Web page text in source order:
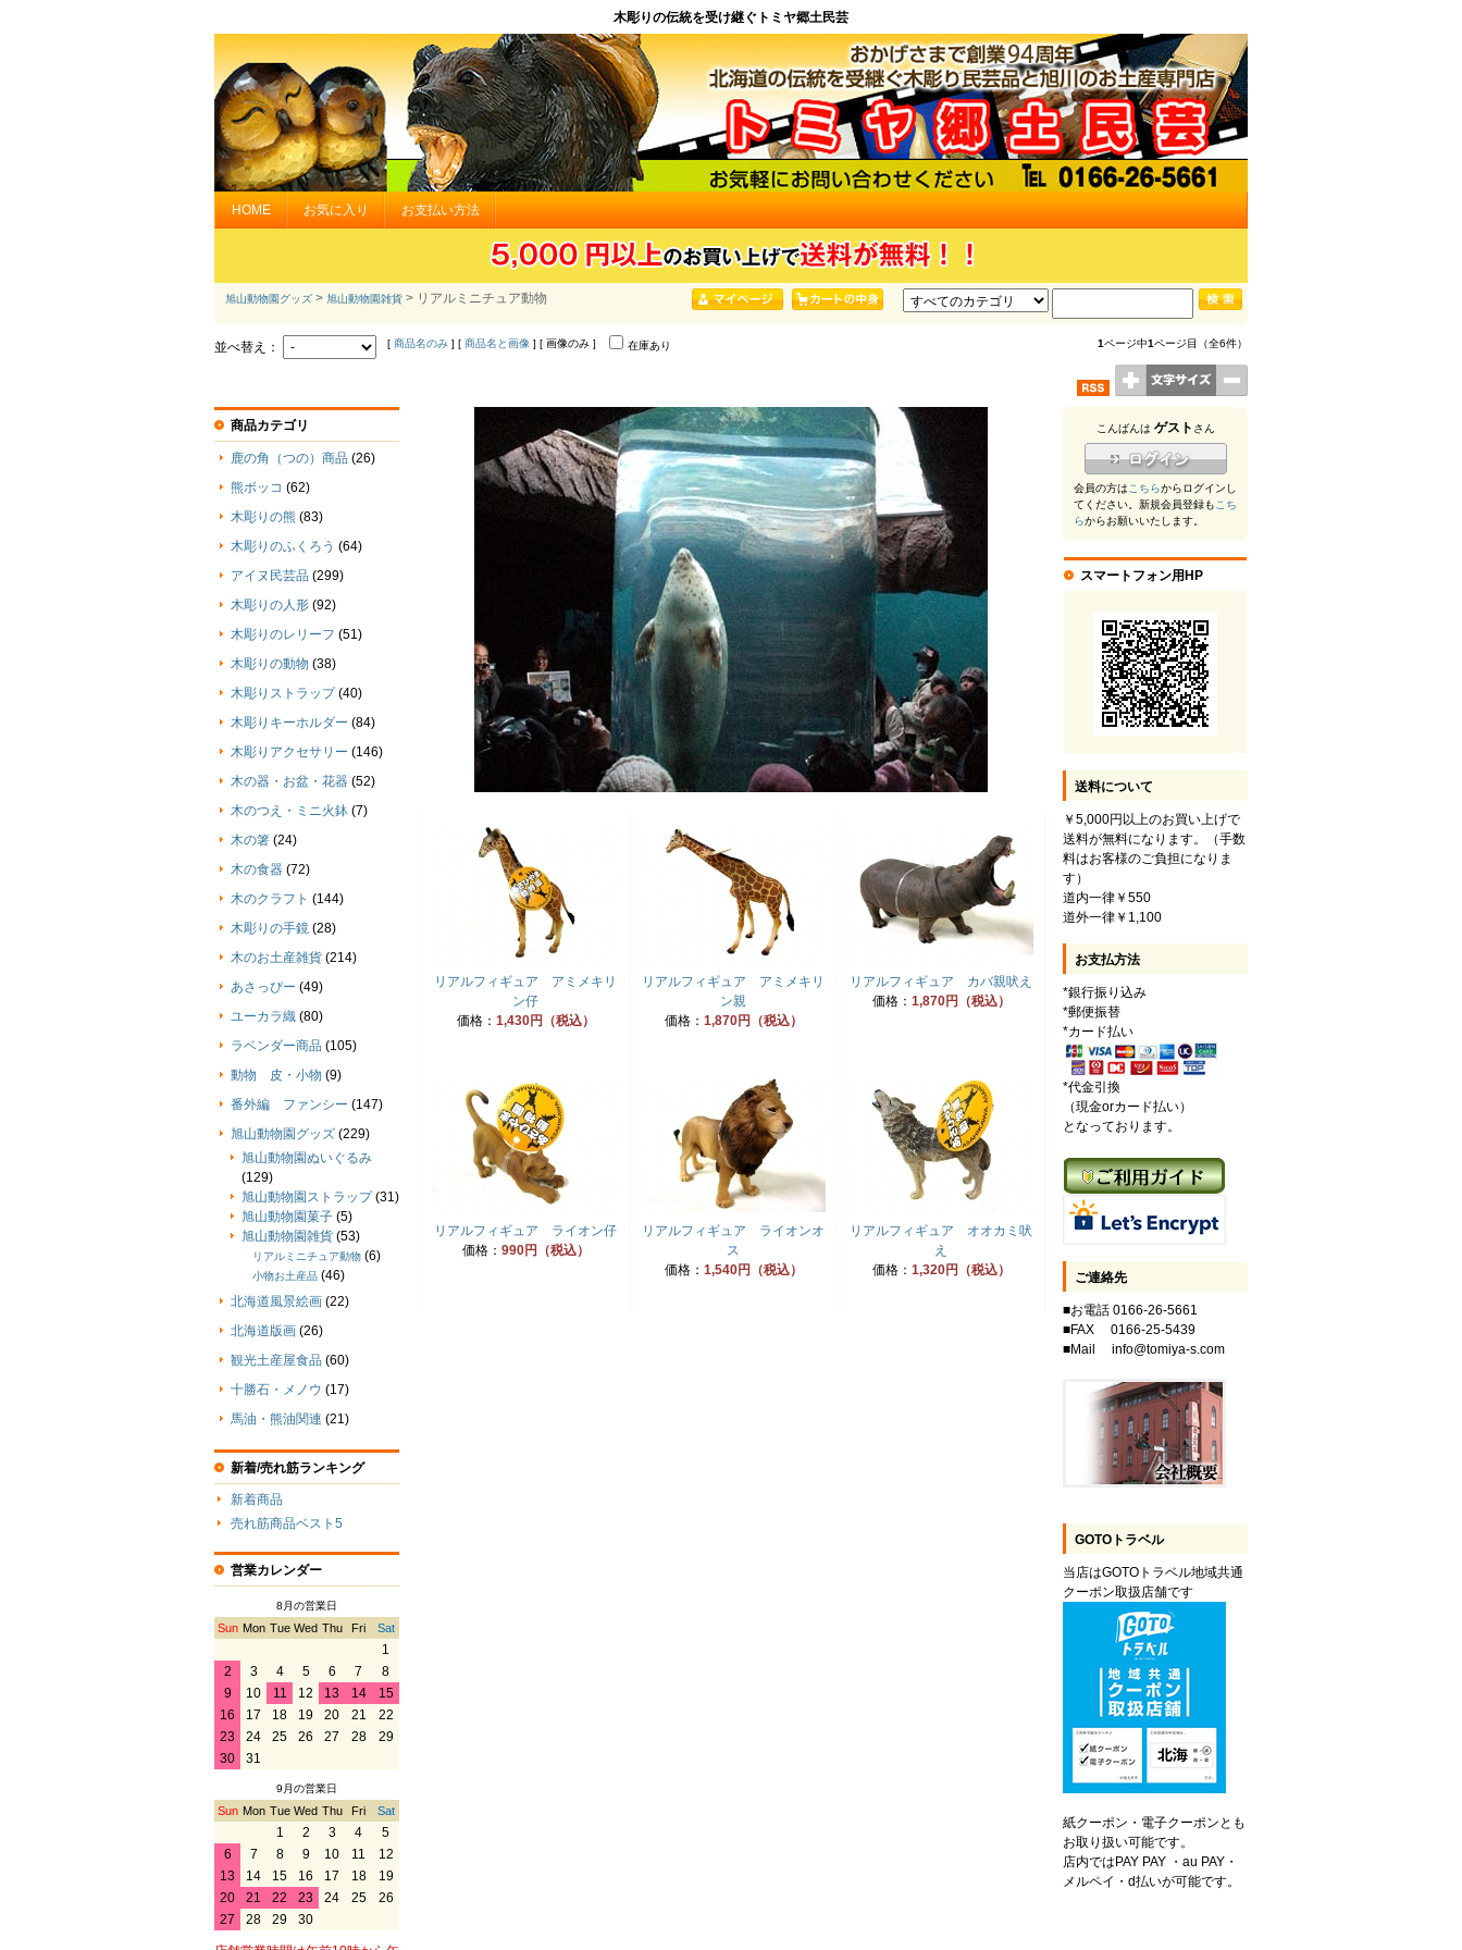
木彫りの伝統を受け継ぐトミヤ郷土民芸
HOME お気に入り お支払い方法
旭山動物園グッズ > 旭山動物園雑貨 > リアルミニチュア動物
並べ替え： [ 商品名のみ ] [ 商品名と画像 ] [ 画像のみ ] 在庫あり 1ページ中1ページ目（全6件）
リアルフィギュア アミメキリ
ン仔
価格： 1,430円（税込）
リアルフィギュア アミメキリ
ン親
価格： 1,870円（税込）
リアルフィギュア カバ親吠え
価格： 1,870円（税込）
リアルフィギュア ライオン仔
価格： 990円（税込）
リアルフィギュア ライオンオ
ス
価格： 1,540円（税込）
リアルフィギュア オオカミ吠
え
価格： 1,320円（税込）
商品カテゴリ
鹿の角（つの）商品 (26)
熊ボッコ (62)
木彫りの熊 (83)
木彫りのふくろう (64)
アイヌ民芸品 (299)
木彫りの人形 (92)
木彫りのレリーフ (51)
木彫りの動物 (38)
木彫りストラップ (40)
木彫りキーホルダー (84)
木彫りアクセサリー (146)
木の器・お盆・花器 (52)
木のつえ・ミニ火鉢 (7)
木の箸 (24)
木の食器 (72)
木のクラフト (144)
木彫りの手鏡 (28)
木のお土産雑貨 (214)
あさっぴー (49)
ユーカラ織 (80)
ラベンダー商品 (105)
動物 皮・小物 (9)
番外編 ファンシー (147)
旭山動物園グッズ (229)
旭山動物園ぬいぐるみ
(129)
旭山動物園ストラップ (31)
旭山動物園菓子 (5)
旭山動物園雑貨 (53)
リアルミニチュア動物 (6)
小物お土産品 (46)
北海道風景絵画 (22)
北海道版画 (26)
観光土産屋食品 (60)
十勝石・メノウ (17)
馬油・熊油関連 (21)
新着/売れ筋ランキング
新着商品
売れ筋商品ベスト5
営業カレンダー
8月の営業日
Sun Mon Tue Wed Thu Fri Sat
1
2
3 4 5 6 7
8
9
10 11 12 13 14
15
16
17 18 19 20 21
22
23
24 25 26 27 28
29
30
31
9月の営業日
Sun Mon Tue Wed Thu Fri Sat
1 2 3 4
5
6
7 8 9 10 11
12
13
14 15 16 17 18
19
20
21 22 23 24 25
26
27
28 29 30
こんばんは ゲスト さん
会員の方はこちらからログインし
てください。新規会員登録もこち
らからお願いいたします。
スマートフォン用HP
送料について
￥5,000円以上のお買い上げで
送料が無料になります。（手数
料はお客様のご負担になりま
す）
道内一律￥550
道外一律￥1,100
お支払方法
*銀行振り込み
*郵便振替
*カード払い
*代金引換
（現金orカード払い）
となっております。
ご連絡先
■お電話 0166-26-5661
■FAX 0166-25-5439
■Mail info@tomiya-s.com
GOTOトラベル
当店はGOTOトラベル地域共通
クーポン取扱店舗です
紙クーポン・電子クーポンとも
お取り扱い可能です。
店内ではPAY PAY ・au PAY・
メルペイ・d払いが可能です。